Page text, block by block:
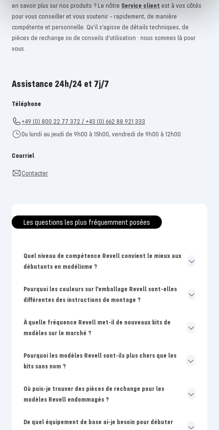
en savoir plus sur nos produits ? Le nôtre Service client est à vos côtés
pour vous conseiller et vous soutenir – rapidement, de manière
compétente et personnelle. Qu'il s'agisse de détails techniques, de
pièces de rechange ou de conseils d'utilisation : nous sommes là pour
vous.
Assistance 24h/24 et 7j/7
Téléphone
+49 (0) 800 22 77 372 / +43 (0) 662 88 921 333
Du lundi au jeudi de 9h00 à 15h00, vendredi de 9h00 à 12h00
Courriel
Contacter
Les questions les plus fréquemment posées
Quel niveau de compétence Revell convient le mieux aux
débutants en modélisme ?
Pourquoi les couleurs sur l'emballage Revell sont-elles
différentes des instructions de montage ?
À quelle fréquence Revell met-il de nouveaux kits de
modèles sur le marché ?
Pourquoi les modèles Revell sont-ils plus chers que les
kits sans nom ?
Où puis-je trouver des pièces de rechange pour les
modèles Revell endommagés ?
De quel équipement de base ai-je besoin pour débuter